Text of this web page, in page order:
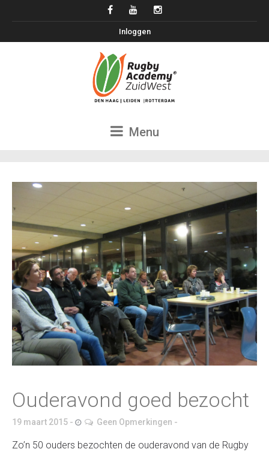
Inloggen
Menu
Ouderavond goed bezocht
19 maart 2015 Geen Opmerkingen
Zo’n 50 ouders bezochten de ouderavond van de Rugby